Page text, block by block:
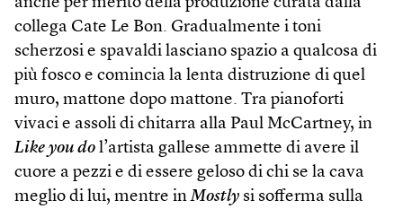
collega Cate Le Bon. Gradualmente i toni
scherzosi e spavaldi lasciano spazio a qualcosa di
più fosco e comincia la lenta distruzione di quel
muro, mattone dopo mattone. Tra pianoforti
vivaci e assoli di chitarra alla Paul McCartney, in
Like you do l’artista gallese ammette di avere il
cuore a pezzi e di essere geloso di chi se la cava
meglio di lui, mentre inMostly si sofferma sulla